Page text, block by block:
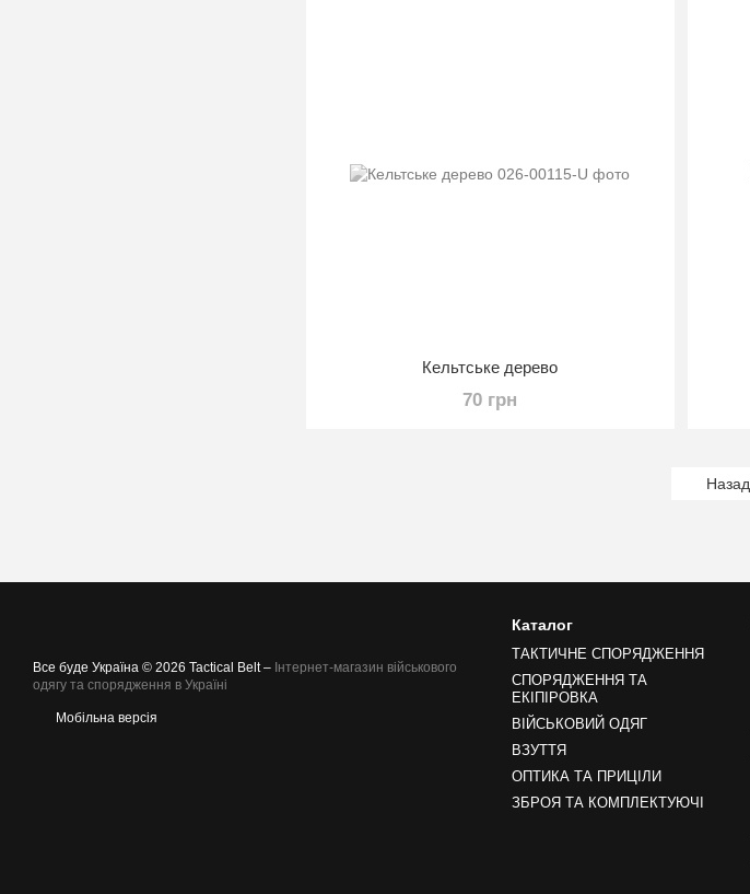
Кельтське дерево
70 грн
Назад
Все буде Україна © 2026 Tactical Belt – Інтернет-магазин військового
одягу та спорядження в Україні
Мобільна версія
Каталог
ТАКТИЧНЕ СПОРЯДЖЕННЯ
СПОРЯДЖЕННЯ ТА
ЕКІПІРОВКА
ВІЙСЬКОВИЙ ОДЯГ
ВЗУТТЯ
ОПТИКА ТА ПРИЦІЛИ
ЗБРОЯ ТА КОМПЛЕКТУЮЧІ